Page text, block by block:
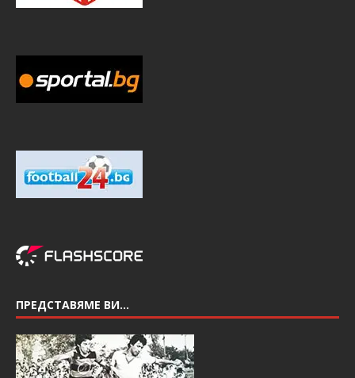
ПРЕДСТАВЯМЕ ВИ…